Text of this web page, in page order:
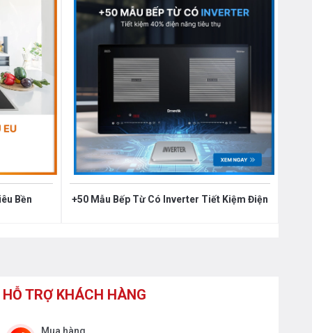
Bền +50 Mẫu Bếp Từ Có Inverter Tiết Kiệm Điện
HỖ TRỢ KHÁCH HÀNG
Mua hàng